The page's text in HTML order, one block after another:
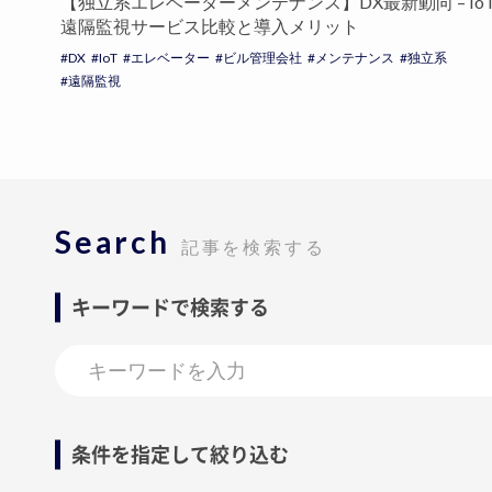
遠隔監視サービス比較と導入メリット
DX IoT エレベーター ビル管理会社 メンテナンス
独立系
遠隔監視
Search 記事を検索する
キーワードで検索する
条件を指定して絞り込む